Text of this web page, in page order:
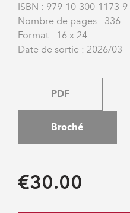
ISBN : 979-10-300-1173-9
Nombre de pages : 336
Format : 16 x 24
Date de sortie : 2026/03
PDF
Broché
€30.00